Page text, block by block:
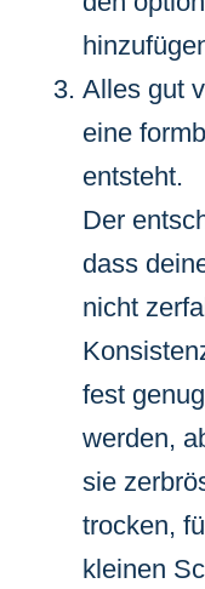
Alles gut
eine
entsteht.
Der
dass
nicht
fest
werden,
sie
trocken,
kleinen